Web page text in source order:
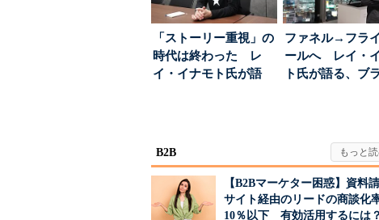
「ストーリー重視」の
時代は終わった レ
イ・イナモト氏が語
ファネル→フラ
ールへ レイ・
ト氏が語る、ブ
B2B
【B2Bマーケター困惑】資料
サイト経由のリードの商談化
10％以下 有効活用するには？